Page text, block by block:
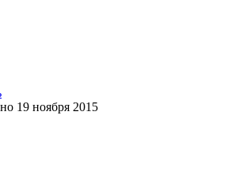
19 ноября 2015